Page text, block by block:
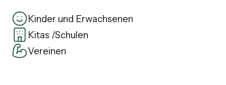
Kinder und Erwachsenen
Kitas /Schulen
Vereinen